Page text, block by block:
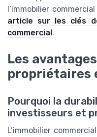
l’immobilier
article sur les clés
commercial.
Les
propriétaires
Pourquoi la
investisseurs et
L’immobilier